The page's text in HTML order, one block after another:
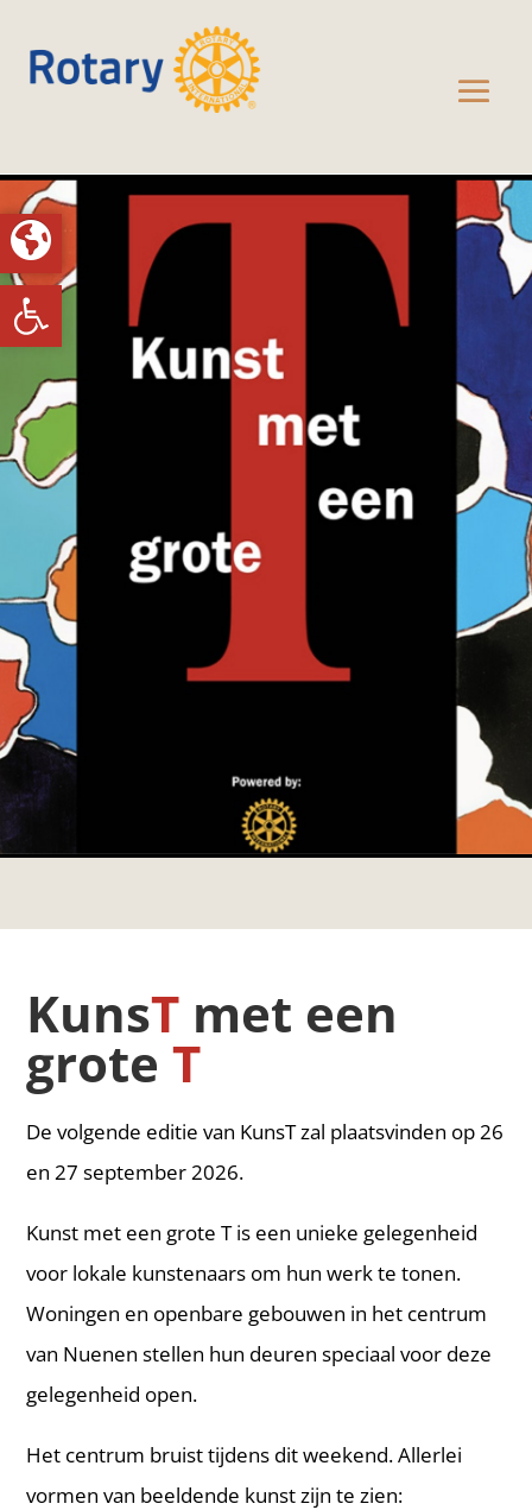
Toolbar openen
KunsT met een
groteT
De volgende editie van KunsT zal plaatsvinden op 26
en 27 september 2026.
Kunst met een grote T is een unieke gelegenheid
voor lokale kunstenaars om hun werk te tonen.
Woningen en openbare gebouwen in het centrum
van Nuenen stellen hun deuren speciaal voor deze
gelegenheid open.
Het centrum bruist tijdens dit weekend. Allerlei
vormen van beeldende kunst zijn te zien: